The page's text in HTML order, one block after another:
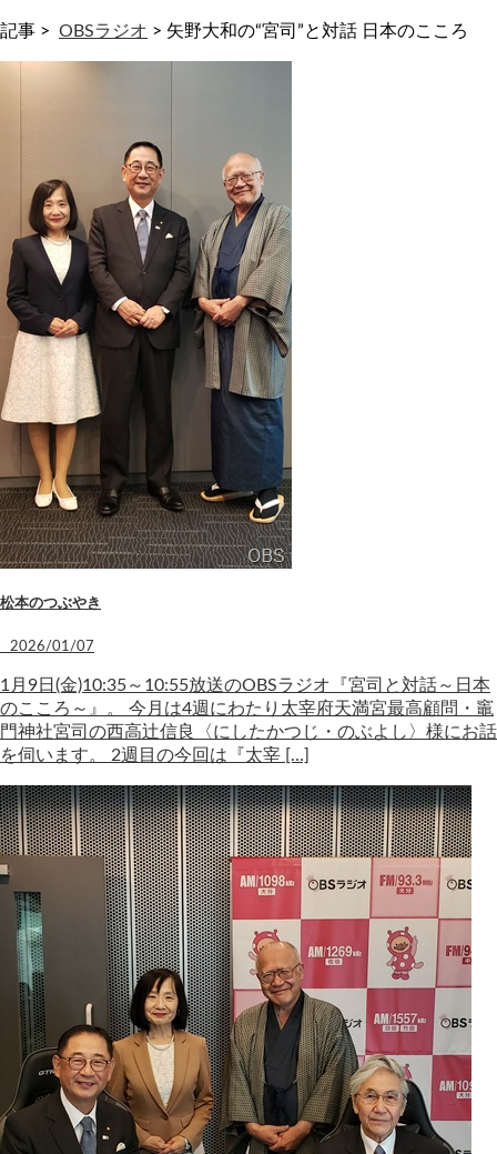
記事 > OBSラジオ > 矢野大和の“宮司”と対話 日本のこころ
松本のつぶやき
2026/01/07
1月9日(金)10:35～10:55放送のOBSラジオ『宮司と対話～日本
のこころ～』。 今月は4週にわたり太宰府天満宮最高顧問・竈
門神社宮司の西高辻信良〈にしたかつじ・のぶよし〉様にお話
を伺います。 2週目の今回は『太宰 […]